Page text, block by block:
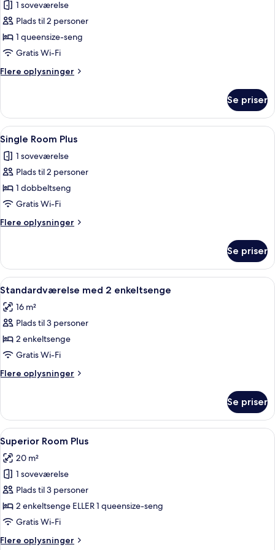
Suite
-
balkon
1 soveværelse
Plads til 2 personer
1 queensize-seng
Gratis Wi-Fi
Flere oplysninger
Flere
-
balkon
Se priser
Indlæs
alle
billeder
af
Single
Room
Plus
Et hotelværelse med seng,
6
Single Room Plus
1 soveværelse
Plads til 2 personer
1 dobbeltseng
Gratis Wi-Fi
Flere oplysninger
Flere
Room
Plus
Se priser
Indlæs
alle
billeder
af
Standardværelse
med
2
enkeltsenge
Et hotelværelse med seng, stol,
9
Standardværelse med 2 enkeltsenge
16 m²
Plads til 3 personer
2 enkeltsenge
Gratis Wi-Fi
Flere oplysninger
Flere
med
enkeltsenge
Se priser
Indlæs
alle
billeder
af
Superior
Room
Plus
Et hotelværelse med en stor seng,
21
Superior Room Plus
20 m²
1 soveværelse
Plads til 3 personer
2 enkeltsenge ELLER 1 queensize-seng
Gratis Wi-Fi
Flere oplysninger
Flere